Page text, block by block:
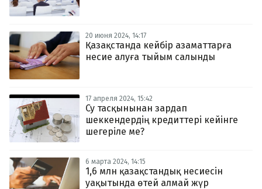
20 июня 2024, 14:17
Қазақстанда кейбір азаматтарға
несие алуға тыйым салынды
17 апреля 2024, 15:42
Су тасқынынан зардап
шеккендердің кредиттері кейінге
шегеріле ме?
6 марта 2024, 14:15
1,6 млн қазақстандық несиесін
уақытында өтей алмай жүр